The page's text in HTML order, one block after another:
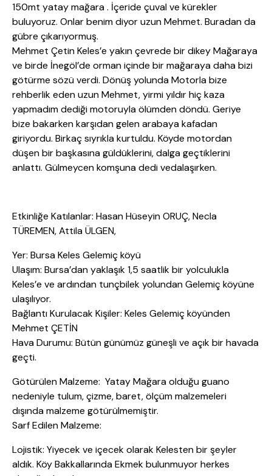
150mt yatay mağara . İçeride çuval ve kürekler
buluyoruz. Onlar benim diyor uzun Mehmet. Buradan da
gübre çıkarıyormuş.
Mehmet Çetin Keles’e yakın çevrede bir dikey Mağaraya
ve birde İnegöl’de orman içinde bir mağaraya daha bizi
götürme sözü verdi. Dönüş yolunda Motorla bize
rehberlik eden uzun Mehmet, yirmi yıldır hiç kaza
yapmadım dediği motoruyla ölümden döndü. Geriye
bize bakarken karşıdan gelen arabaya kafadan
giriyordu. Birkaç sıyrıkla kurtuldu. Köyde motordan
düşen bir başkasına güldüklerini, dalga geçtiklerini
anlattı. Gülmeycen komşuna dedi vedalaşırken.
Etkinliğe Katılanlar: Hasan Hüseyin ORUÇ, Necla
TÜREMEN, Attila ÜLGEN,
Yer: Bursa Keles Gelemiç köyü
Ulaşım: Bursa’dan yaklaşık 1,5 saatlik bir yolculukla
Keles’e ve ardından tunçbilek yolundan Gelemiç köyüne
ulaşılıyor.
Bağlantı Kurulacak Kişiler: Keles Gelemiç köyünden
Mehmet ÇETİN
Hava Durumu: Bütün günümüz güneşli ve açık bir havada
geçti.
Götürülen Malzeme: Yatay Mağara olduğu guano
nedeniyle tulum, çizme, baret, ölçüm malzemeleri
dışında malzeme götürülmemiştir.
Sarf Edilen Malzeme:
Lojistik: Yiyecek ve içecek olarak Kelesten bir şeyler
aldık. Köy Bakkallarında Ekmek bulunmuyor herkes